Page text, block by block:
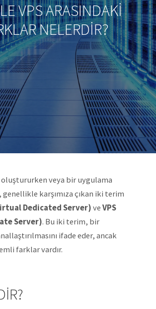
VPS ARASINDAKI
NELERDIR?
veya bir uygulama
genellikle karşımıza çıkan iki terim
Dedicated Server)veVPS
Server). Bu iki terim, bir
ifade eder, ancak
farklar vardır.